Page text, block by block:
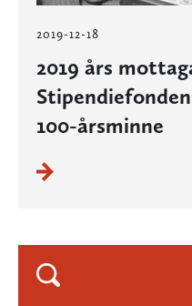
2019-12-18
2019 års
100-årsminne